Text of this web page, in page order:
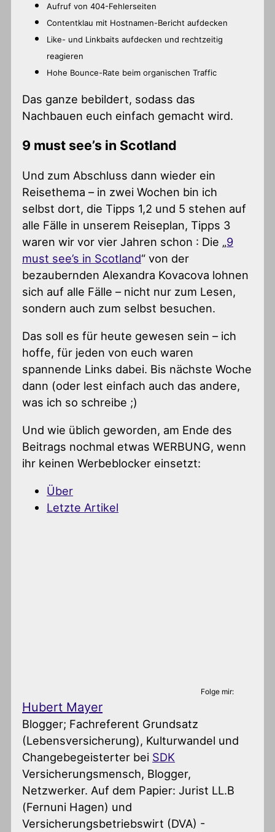
Aufruf von 404-Fehlerseiten
Contentklau mit Hostnamen-Bericht aufdecken
Like- und Linkbaits aufdecken und rechtzeitig
reagieren
Hohe Bounce-Rate beim organischen Traffic
Das ganze bebildert, sodass das
Nachbauen euch einfach gemacht wird.
9 must see’s in Scotland
Und zum Abschluss dann wieder ein
Reisethema – in zwei Wochen bin ich
selbst dort, die Tipps 1,2 und 5 stehen auf
alle Fälle in unserem Reiseplan, Tipps 3
waren wir vor vier Jahren schon : Die „9
must see’s in Scotland“ von der
bezaubernden Alexandra Kovacova lohnen
sich auf alle Fälle – nicht nur zum Lesen,
sondern auch zum selbst besuchen.
Das soll es für heute gewesen sein – ich
hoffe, für jeden von euch waren
spannende Links dabei. Bis nächste Woche
dann (oder lest einfach auch das andere,
was ich so schreibe ;)
Und wie üblich geworden, am Ende des
Beitrags nochmal etwas WERBUNG, wenn
ihr keinen Werbeblocker einsetzt:
Über
Letzte Artikel
Folge mir:
Hubert Mayer
Blogger; Fachreferent Grundsatz
(Lebensversicherung), Kulturwandel und
Changebegeisterter bei SDK
Versicherungsmensch, Blogger,
Netzwerker. Auf dem Papier: Jurist LL.B
(Fernuni Hagen) und
Versicherungsbetriebswirt (DVA) -